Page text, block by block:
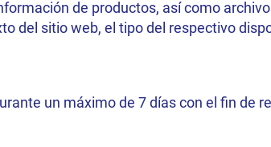
de productos, así como
del sitio web, el tipo del respectivo
un máximo de 7 días con el fin de